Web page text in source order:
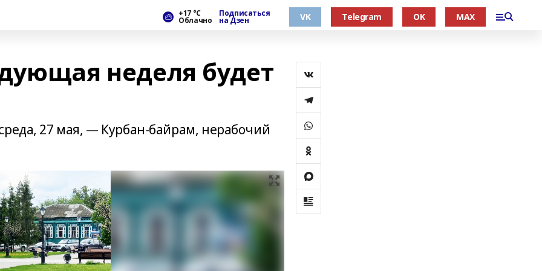
+17 °С
Облачно
Подписаться
на Дзен VK Telegram OK MAX
неделя будет
27 мая, — Курбан-байрам, нерабочий